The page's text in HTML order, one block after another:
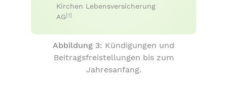
Kirchen Lebensversicherung
AG[1]
Abbildung 3: Kündigungen und
Beitragsfreistellungen bis zum
Jahresanfang.